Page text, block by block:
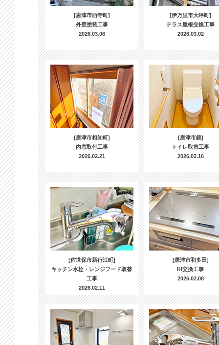
[唐津市西寺町]
外壁塗装工事
2026.03.06
[伊万里市大坪町]
テラス屋根交換工事
2026.03.02
[唐津市相知町]
内窓取付工事
2026.02.21
[唐津市鏡]
トイレ取替工事
2026.02.16
[佐世保市新行江町]
キッチン水栓・レンジフード取替
工事
2026.02.11
[唐津市和多田]
IH交換工事
2026.02.08